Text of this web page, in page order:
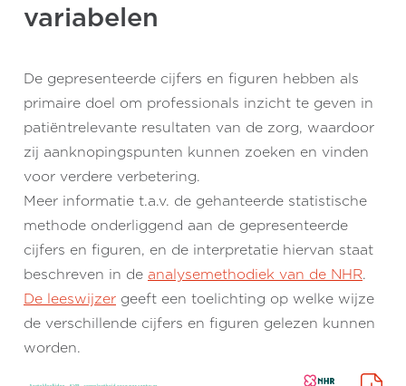
variabelen
De gepresenteerde cijfers en figuren hebben als
primaire doel om professionals inzicht te geven in
patiëntrelevante resultaten van de zorg, waardoor
zij aanknopingspunten kunnen zoeken en vinden
voor verdere verbetering.
Meer informatie t.a.v. de gehanteerde statistische
methode onderliggend aan de gepresenteerde
cijfers en figuren, en de interpretatie hiervan staat
beschreven in de analysemethodiek van de NHR.
De leeswijzer geeft een toelichting op welke wijze
de verschillende cijfers en figuren gelezen kunnen
worden.